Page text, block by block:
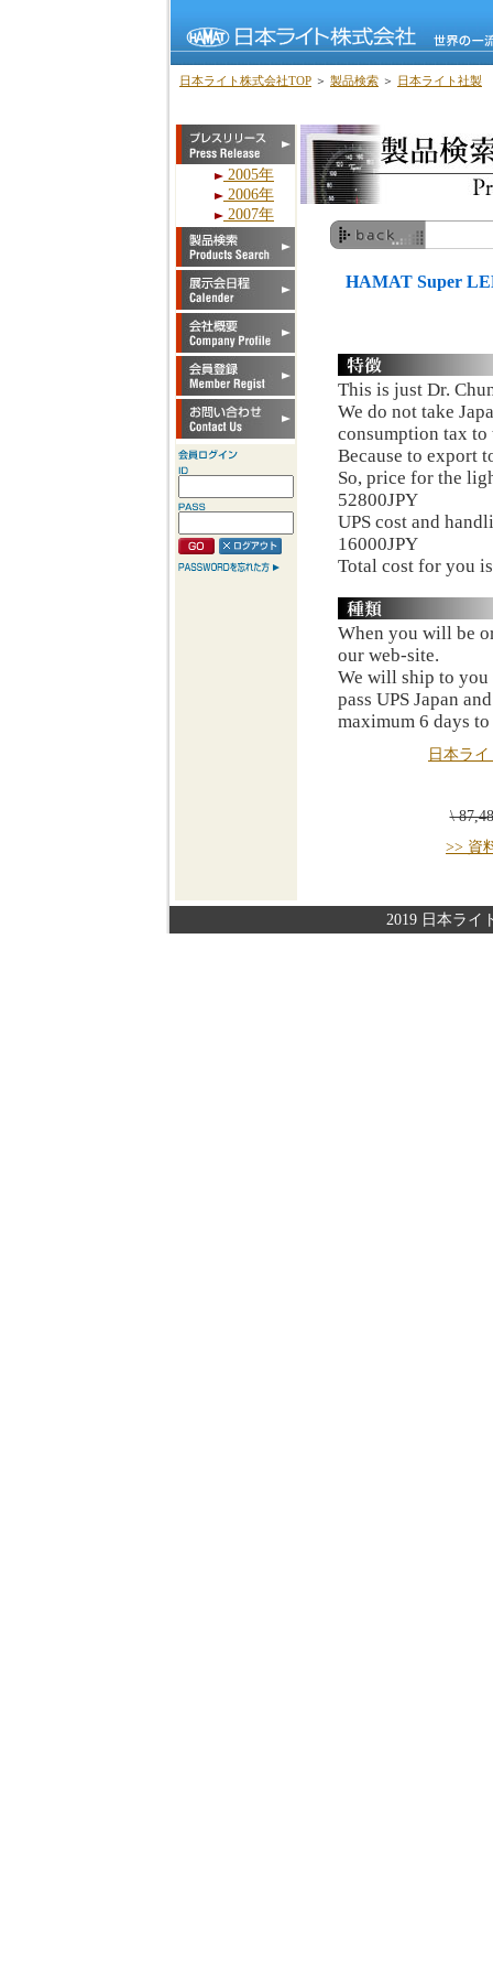
日本ライト株式会社TOP ＞ 製品検索 ＞ 日本ライト社製
2005年
2006年
2007年
HAMAT Super
This is just Dr.
We do not take
consumption tax to
Because to export
So, price for the
52800JPY
UPS cost and
16000JPY
Total cost for you
When you will be
our web-site.
We will ship to you
pass UPS Japan
maximum 6 days
日本ラ
\
>> 資
2019 日本ライ